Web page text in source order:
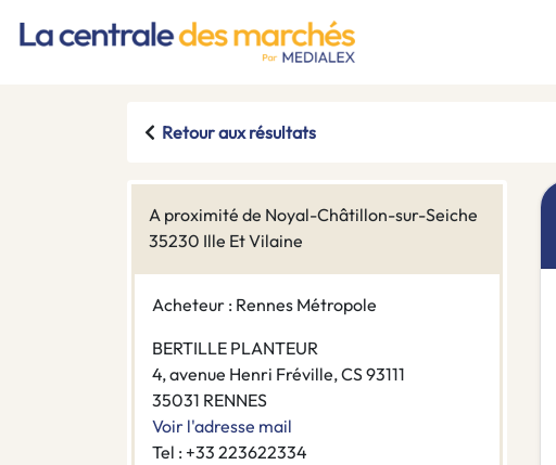
Retour aux résultats
A proximité de Noyal-Châtillon-sur-Seiche
35230 Ille Et Vilaine
Acheteur : Rennes Métropole
BERTILLE PLANTEUR
4, avenue Henri Fréville, CS 93111
35031 RENNES
Voir l'adresse mail
Tel : +33 223622334